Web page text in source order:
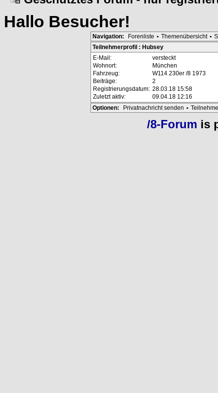
Hallo Besucher!
Navigation: Forenliste • Themenübersicht •
Teilnehmerprofil : Hubsey
E-Mail:
versteckt
Wohnort:
München
Fahrzeug:
W114 230er /8 1973
Beiträge:
2
Registrierungsdatum: 28.03.18 15:58
Zuletzt aktiv:
09.04.18 12:16
Optionen:
Privatnachricht senden •
/8-Forum is